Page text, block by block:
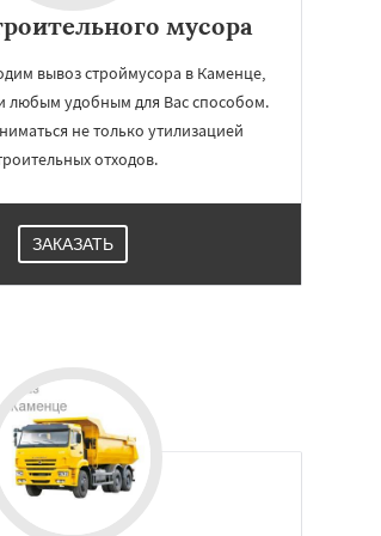
мусора
вывоз строймусора в Каменце,
любым удобным для Вас способом.
не только утилизацией
отходов.
ЗАКАЗАТЬ